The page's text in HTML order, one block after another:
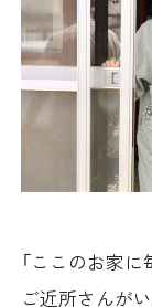
「ここのお家
ご近所さんが